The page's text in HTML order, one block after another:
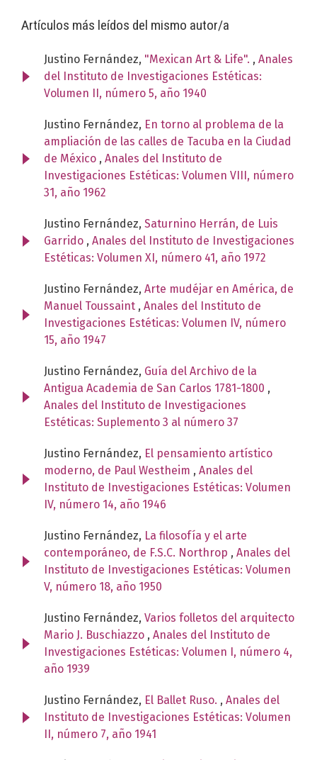
Artículos más leídos del mismo autor/a
Justino Fernández, "Mexican Art & Life". , Anales
del Instituto de Investigaciones Estéticas:
Volumen II, número 5, año 1940
Justino Fernández, En torno al problema de la
ampliación de las calles de Tacuba en la Ciudad
de México , Anales del Instituto de
Investigaciones Estéticas: Volumen VIII, número
31, año 1962
Justino Fernández, Saturnino Herrán, de Luis
Garrido , Anales del Instituto de Investigaciones
Estéticas: Volumen XI, número 41, año 1972
Justino Fernández, Arte mudéjar en América, de
Manuel Toussaint , Anales del Instituto de
Investigaciones Estéticas: Volumen IV, número
15, año 1947
Justino Fernández, Guía del Archivo de la
Antigua Academia de San Carlos 1781-1800 ,
Anales del Instituto de Investigaciones
Estéticas: Suplemento 3 al número 37
Justino Fernández, El pensamiento artístico
moderno, de Paul Westheim , Anales del
Instituto de Investigaciones Estéticas: Volumen
IV, número 14, año 1946
Justino Fernández, La filosofía y el arte
contemporáneo, de F.S.C. Northrop , Anales del
Instituto de Investigaciones Estéticas: Volumen
V, número 18, año 1950
Justino Fernández, Varios folletos del arquitecto
Mario J. Buschiazzo , Anales del Instituto de
Investigaciones Estéticas: Volumen I, número 4,
año 1939
Justino Fernández, El Ballet Ruso. , Anales del
Instituto de Investigaciones Estéticas: Volumen
II, número 7, año 1941